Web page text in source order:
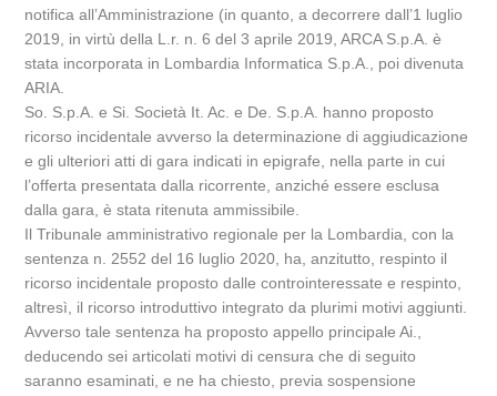
notifica all’Amministrazione (in quanto, a decorrere dall’1 luglio
2019, in virtù della L.r. n. 6 del 3 aprile 2019, ARCA S.p.A. è
stata incorporata in Lombardia Informatica S.p.A., poi divenuta
ARIA.
So. S.p.A. e Si. Società It. Ac. e De. S.p.A. hanno proposto
ricorso incidentale avverso la determinazione di aggiudicazione
e gli ulteriori atti di gara indicati in epigrafe, nella parte in cui
l’offerta presentata dalla ricorrente, anziché essere esclusa
dalla gara, è stata ritenuta ammissibile.
Il Tribunale amministrativo regionale per la Lombardia, con la
sentenza n. 2552 del 16 luglio 2020, ha, anzitutto, respinto il
ricorso incidentale proposto dalle controinteressate e respinto,
altresì, il ricorso introduttivo integrato da plurimi motivi aggiunti.
Avverso tale sentenza ha proposto appello principale Ai.,
deducendo sei articolati motivi di censura che di seguito
saranno esaminati, e ne ha chiesto, previa sospensione